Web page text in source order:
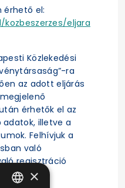
érhető el:
eljara
Közlekedési
ra
az adott eljárás
érhetők el az
illetve a
Felhívjuk a
való
regisztráció
×